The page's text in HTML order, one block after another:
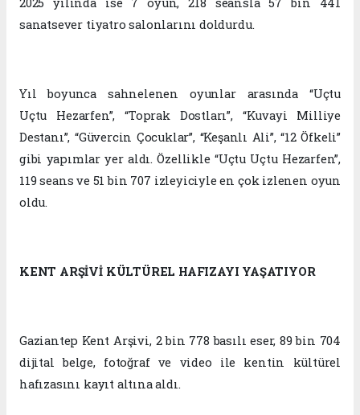
2025 yılında ise 7 oyun, 218 seansla 57 bin 441
sanatsever tiyatro salonlarını doldurdu.
Yıl boyunca sahnelenen oyunlar arasında “Uçtu
Uçtu Hezarfen”, “Toprak Dostları”, “Kuvayi Milliye
Destanı”, “Güvercin Çocuklar”, “Keşanlı Ali”, “12 Öfkeli”
gibi yapımlar yer aldı. Özellikle “Uçtu Uçtu Hezarfen”,
119 seans ve 51 bin 707 izleyiciyle en çok izlenen oyun
oldu.
KENT ARŞİVİ KÜLTÜREL HAFIZAYI YAŞATIYOR
Gaziantep Kent Arşivi, 2 bin 778 basılı eser, 89 bin 704
dijital belge, fotoğraf ve video ile kentin kültürel
hafızasını kayıt altına aldı.